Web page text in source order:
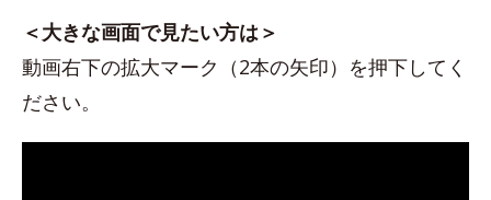
＜大きな画面で見たい方は＞
動画右下の拡大マーク（2本の矢印）を押下してく
ださい。